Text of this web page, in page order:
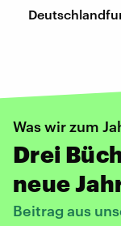
Was wir zum
Drei
neue
Beitrag aus